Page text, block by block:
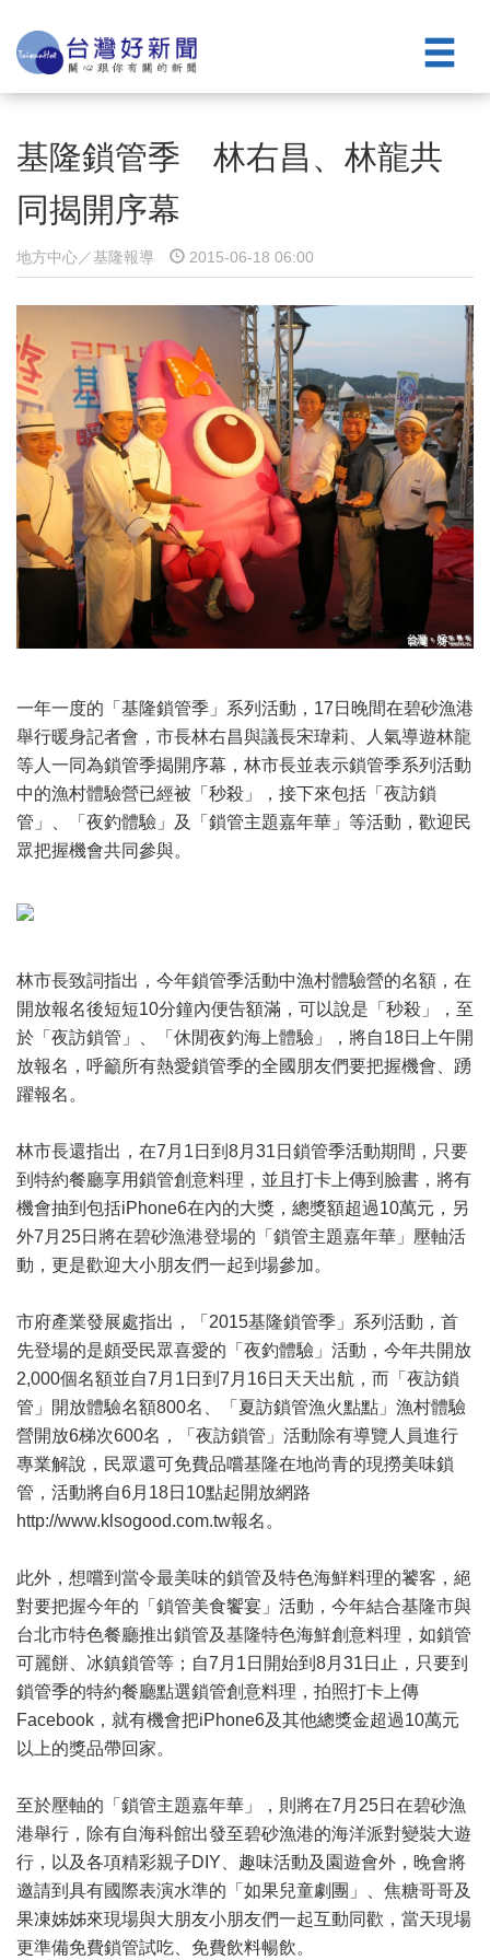
基隆鎖管季 林右昌、林龍共
同揭開序幕
地方中心／基隆報導 2015-06-18 06:00
一年一度的「基隆鎖管季」系列活動，17日晚間在碧砂漁港
舉行暖身記者會，市長林右昌與議長宋瑋莉、人氣導遊林龍
等人一同為鎖管季揭開序幕，林市長並表示鎖管季系列活動
中的漁村體驗營已經被「秒殺」，接下來包括「夜訪鎖
管」、「夜釣體驗」及「鎖管主題嘉年華」等活動，歡迎民
眾把握機會共同參與。
林市長致詞指出，今年鎖管季活動中漁村體驗營的名額，在
開放報名後短短10分鐘內便告額滿，可以說是「秒殺」，至
於「夜訪鎖管」、「休閒夜釣海上體驗」，將自18日上午開
放報名，呼籲所有熱愛鎖管季的全國朋友們要把握機會、踴
躍報名。
林市長還指出，在7月1日到8月31日鎖管季活動期間，只要
到特約餐廳享用鎖管創意料理，並且打卡上傳到臉書，將有
機會抽到包括iPhone6在內的大獎，總獎額超過10萬元，另
外7月25日將在碧砂漁港登場的「鎖管主題嘉年華」壓軸活
動，更是歡迎大小朋友們一起到場參加。
市府產業發展處指出，「2015基隆鎖管季」系列活動，首
先登場的是頗受民眾喜愛的「夜釣體驗」活動，今年共開放
2,000個名額並自7月1日到7月16日天天出航，而「夜訪鎖
管」開放體驗名額800名、「夏訪鎖管漁火點點」漁村體驗
營開放6梯次600名，「夜訪鎖管」活動除有導覽人員進行
專業解說，民眾還可免費品嚐基隆在地尚青的現撈美味鎖
管，活動將自6月18日10點起開放網路
http://www.klsogood.com.tw報名。
此外，想嚐到當令最美味的鎖管及特色海鮮料理的饕客，絕
對要把握今年的「鎖管美食饗宴」活動，今年結合基隆市與
台北市特色餐廳推出鎖管及基隆特色海鮮創意料理，如鎖管
可麗餅、冰鎮鎖管等；自7月1日開始到8月31日止，只要到
鎖管季的特約餐廳點選鎖管創意料理，拍照打卡上傳
Facebook，就有機會把iPhone6及其他總獎金超過10萬元
以上的獎品帶回家。
至於壓軸的「鎖管主題嘉年華」，則將在7月25日在碧砂漁
港舉行，除有自海科館出發至碧砂漁港的海洋派對變裝大遊
行，以及各項精彩親子DIY、趣味活動及園遊會外，晚會將
邀請到具有國際表演水準的「如果兒童劇團」、焦糖哥哥及
果凍姊姊來現場與大朋友小朋友們一起互動同歡，當天現場
更準備免費鎖管試吃、免費飲料暢飲。